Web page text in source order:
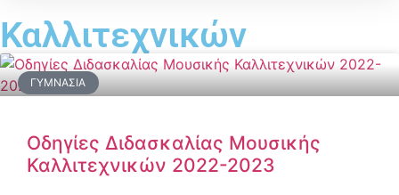
Καλλιτεχνικών
ΓΥΜΝΆΣΙΑ
Οδηγίες Διδασκαλίας Μουσικής
Καλλιτεχνικών 2022-2023